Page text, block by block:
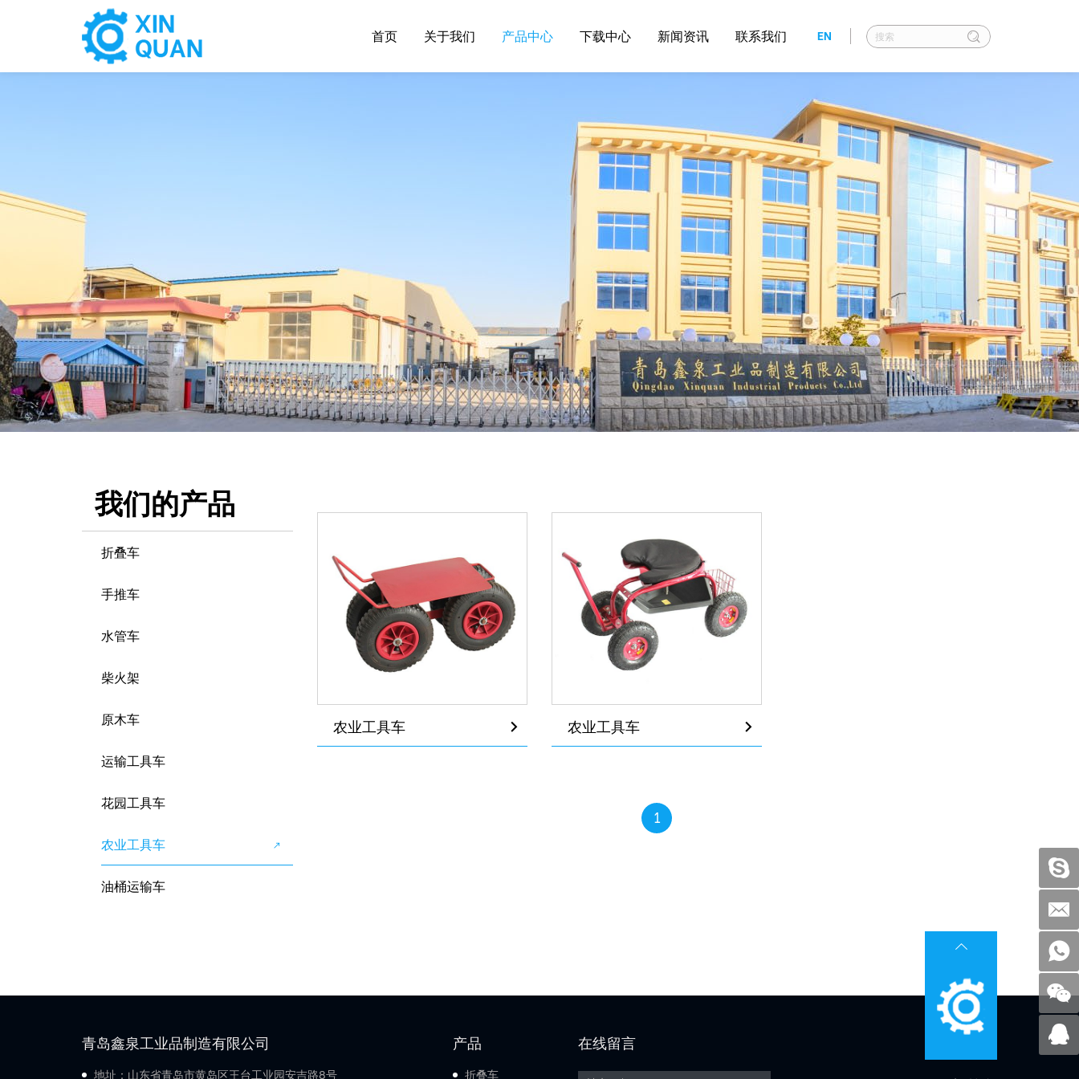
首页 关于我们 产品中心 下载中心 新闻资讯 联系我们 EN
我们的产品
折叠车
手推车
水管车
柴火架
原木车
运输工具车
花园工具车
农业工具车
油桶运输车
农业工具车 农业工具车
1
青岛鑫泉工业品制造有限公司
地址：山东省青岛市黄岛区王台工业园安吉路8号
产品
折叠车
在线留言